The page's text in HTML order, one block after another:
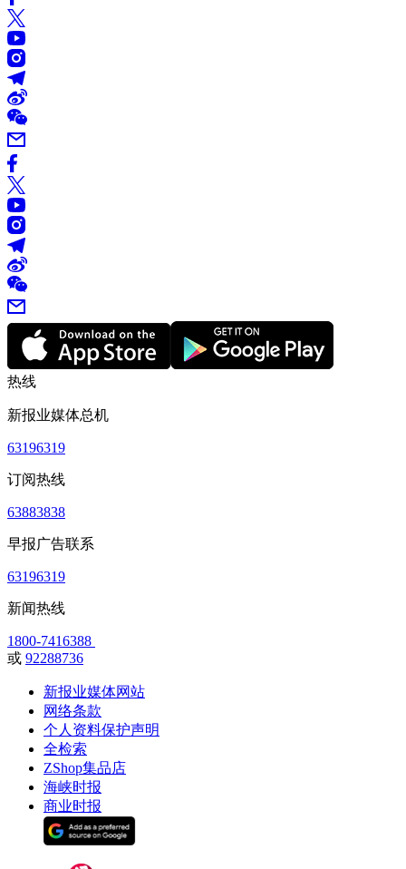
热线
新报业媒体总机
63196319
订阅热线
63883838
早报广告联系
63196319
新闻热线
1800-7416388
或 92288736
新报业媒体网站
网络条款
个人资料保护声明
全检索
ZShop集品店
海峡时报
商业时报